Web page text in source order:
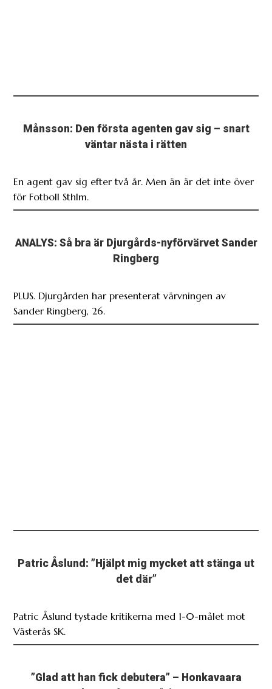
Månsson: Den första agenten gav sig – snart
väntar nästa i rätten
En agent gav sig efter två år. Men än är det inte över
för Fotboll Sthlm.
ANALYS: Så bra är Djurgårds-nyförvärvet Sander
Ringberg
PLUS. Djurgården har presenterat värvningen av
Sander Ringberg, 26.
Patric Åslund: ”Hjälpt mig mycket att stänga ut
det där”
Patric Åslund tystade kritikerna med 1-0-målet mot
Västerås SK.
”Glad att han fick debutera” – Honkavaara